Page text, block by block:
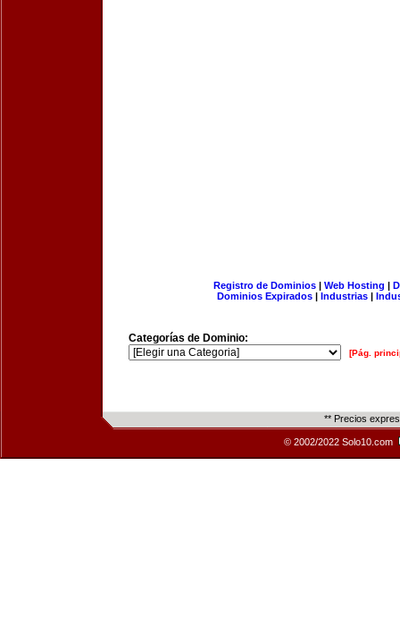
Registro de Dominios| Web Hosting |
Dominios Expirados | Industrias |
Categorías de Dominio:
[Pág.
** Precios
© 2002/2022 Solo10.com